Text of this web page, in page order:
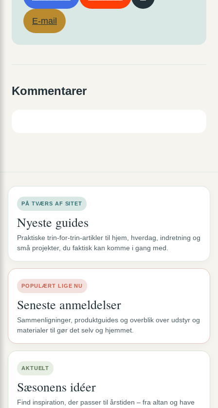
E-mail
Kommentarer
PÅ TVÆRS AF SITET
Nyeste guides
Praktiske trin-for-trin-artikler til hjem, hverdag, indretning og
små projekter, du faktisk kan komme i gang med.
POPULÆRT LIGE NU
Seneste anmeldelser
Sammenligninger, produktguides og overblik over udstyr og
materialer til gør det selv og hjemmet.
AKTUELT
Sæsonens idéer
Find inspiration, der passer til årstiden – fra altan og have